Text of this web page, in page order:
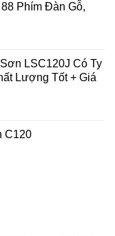
Phím Đàn Gỗ,
LSC120J Có Ty
Lượng Tốt + Giá
C120